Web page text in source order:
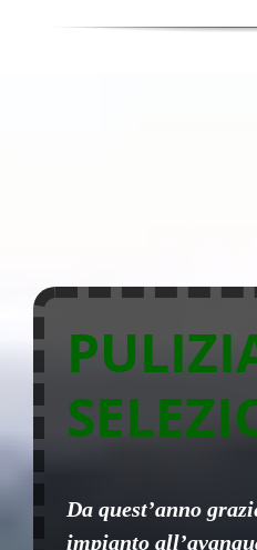
Da quest’anno
impianto